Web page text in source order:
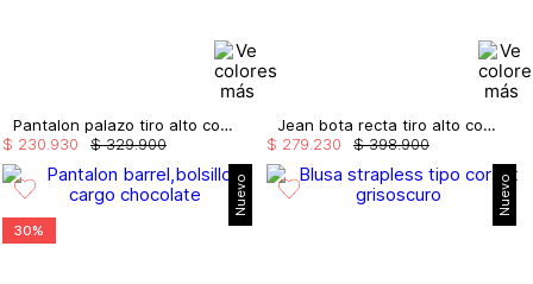
Pantalon palazo tiro alto con cordon
$ 329.900
$ 230 930
Jean bota recta tiro alto con cristales
$ 398.900
$ 279 230
Nuevo
30%
Nuevo